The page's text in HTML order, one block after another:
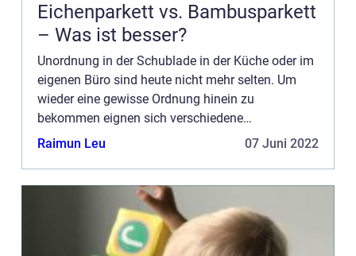
Eichenparkett vs. Bambusparkett
– Was ist besser?
Unordnung in der Schublade in der Küche oder im
eigenen Büro sind heute nicht mehr selten. Um
wieder eine gewisse Ordnung hinein zu
bekommen eignen sich verschiedene
Ordnungssysteme, die man mittlerweile schon frei
Raimun Leu 07 Juni 2022